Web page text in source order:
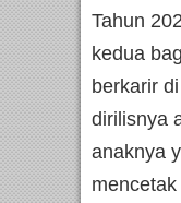
Tahun
kedua
berkarir
dirilisnya
anaknya